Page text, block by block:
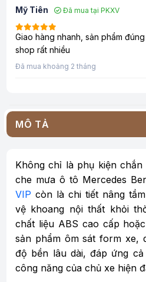
MÔ TẢ
Không chỉ là phụ kiện
che mưa ô tô Mercedes
VIP còn là chi tiết nâng
vệ khoang nội thất khỏi
chất liệu ABS cao cấp
sản phẩm ôm sát form xe,
độ bền lâu dài, đáp ứng
công năng của chủ xe hiện
Mỹ Tiên Đã mua tại PKXV
Giao hàng nhanh, sản phẩm
shop rất nhiều
Đã mua khoảng 2 tháng